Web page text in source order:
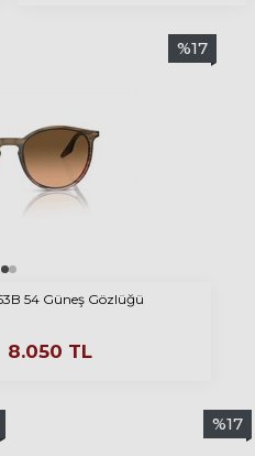
%17
54 Güneş Gözlüğü
8.050 TL
%17